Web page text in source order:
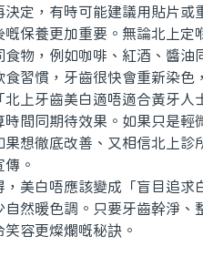
決定，有時可能建議用貼片或
養更加重要。無論北上定
食物，例如咖啡、紅酒、醬
食習慣，牙齒很快會重新染色
牙齒美白適唔適合黃牙人
時間同期待效果。如果只是
想徹底改善、又相信北上診
。
白唔應該變成「盲目追求
自然暖色調。只要牙齒幹淨
容更燦爛嘅秘訣。